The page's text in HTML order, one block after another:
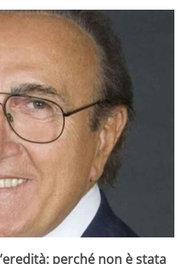
perché non è stata